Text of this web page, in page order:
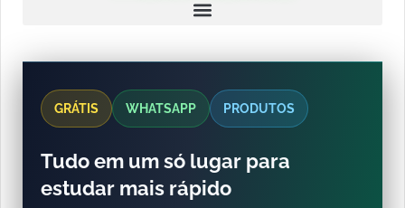
GRÁTIS WHATSAPP PRODUTOS
Tudo em um só lugar para
estudar mais rápido